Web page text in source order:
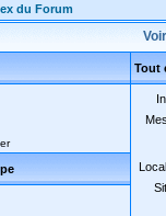
du Forum
Tout